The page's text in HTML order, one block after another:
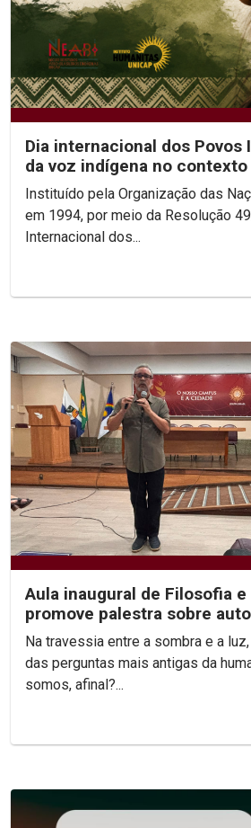
Dia internacional dos Povos
da voz indígena no
Instituído pela Organização das
em 1994, por meio da Resolução
Internacional dos...
Aula inaugural de Filosofia
promove palestra sobre
Na travessia entre a sombra e a
das perguntas mais antigas da
somos, afinal?...